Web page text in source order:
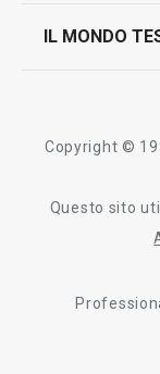
test sui prodotti
IL MONDO
Tescoma nel
informativa
Copyright ©
Questo sito